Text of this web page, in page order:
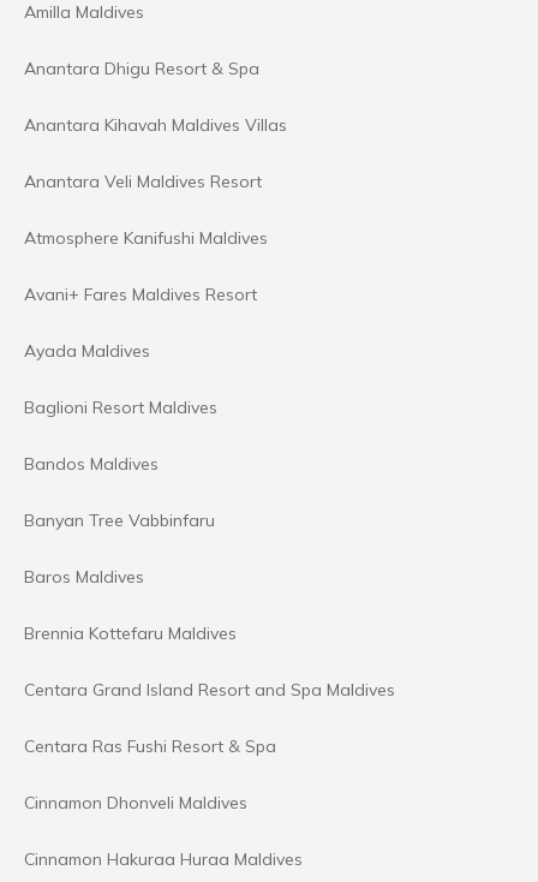
Amilla Maldives
Anantara Dhigu Resort & Spa
Anantara Kihavah Maldives Villas
Anantara Veli Maldives Resort
Atmosphere Kanifushi Maldives
Avani+ Fares Maldives Resort
Ayada Maldives
Baglioni Resort Maldives
Bandos Maldives
Banyan Tree Vabbinfaru
Baros Maldives
Brennia Kottefaru Maldives
Centara Grand Island Resort and Spa Maldives
Centara Ras Fushi Resort & Spa
Cinnamon Dhonveli Maldives
Cinnamon Hakuraa Huraa Maldives